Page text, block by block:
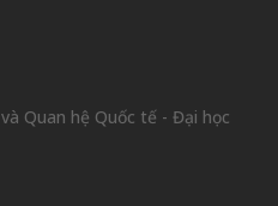
Quan hệ Quốc tế - Đại học